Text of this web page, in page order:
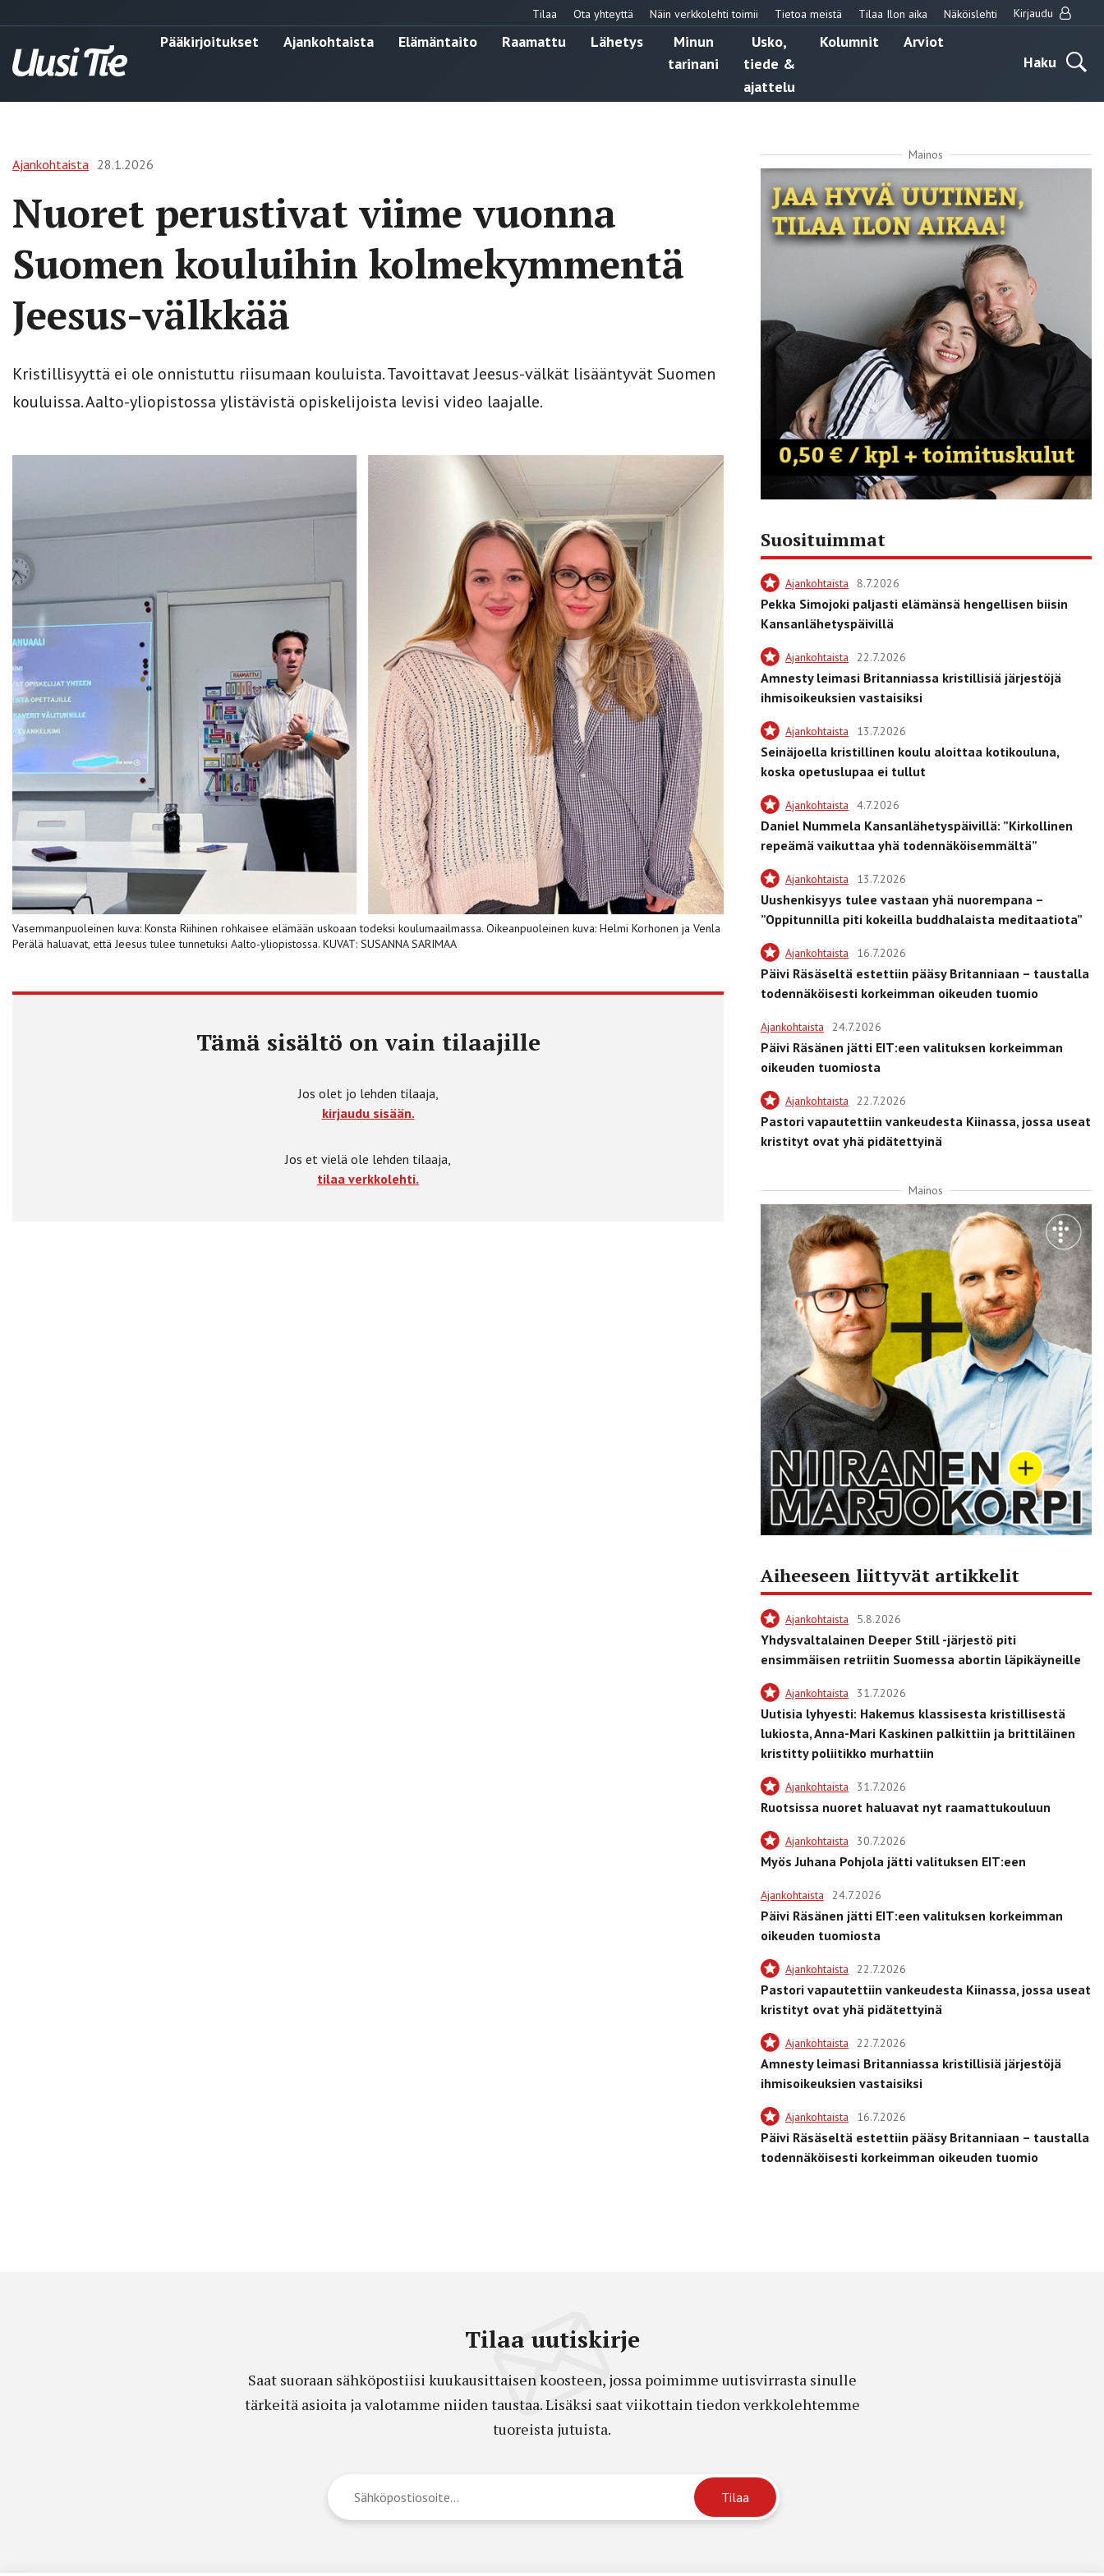
Tilaa Ota yhteyttä Näin verkkolehti toimii Tietoa meistä Tilaa Ilon aika Näköislehti Kirjaudu
Pääkirjoitukset Ajankohtaista Elämäntaito Raamattu Lähetys
Minun
tarinani
Usko,
tiede &
ajattelu
Kolumnit
Arviot
Haku
Ajankohtaista 28.1.2026
Nuoret perustivat viime vuonna
Suomen kouluihin kolmekymmentä
Jeesus-välkkää
Kristillisyyttä ei ole onnistuttu riisumaan kouluista. Tavoittavat Jeesus-välkät lisääntyvät Suomen
kouluissa. Aalto-yliopistossa ylistävistä opiskelijoista levisi video laajalle.
Vasemmanpuoleinen kuva: Konsta Riihinen rohkaisee elämään uskoaan todeksi koulumaailmassa. Oikeanpuoleinen kuva: Helmi Korhonen ja Venla
Perälä haluavat, että Jeesus tulee tunnetuksi Aalto-yliopistossa. KUVAT: SUSANNA SARIMAA
Tämä sisältö on vain tilaajille
Jos olet jo lehden tilaaja,
kirjaudu sisään.
Jos et vielä ole lehden tilaaja,
tilaa verkkolehti.
Mainos
Suosituimmat
Ajankohtaista 8.7.2026
Pekka Simojoki paljasti elämänsä hengellisen biisin
Kansanlähetyspäivillä
Ajankohtaista 22.7.2026
Amnesty leimasi Britanniassa kristillisiä järjestöjä
ihmisoikeuksien vastaisiksi
Ajankohtaista 13.7.2026
Seinäjoella kristillinen koulu aloittaa kotikouluna,
koska opetuslupaa ei tullut
Ajankohtaista 4.7.2026
Daniel Nummela Kansanlähetyspäivillä: ”Kirkollinen
repeämä vaikuttaa yhä todennäköisemmältä”
Ajankohtaista 13.7.2026
Uushenkisyys tulee vastaan yhä nuorempana –
”Oppitunnilla piti kokeilla buddhalaista meditaatiota”
Ajankohtaista 16.7.2026
Päivi Räsäseltä estettiin pääsy Britanniaan – taustalla
todennäköisesti korkeimman oikeuden tuomio
Ajankohtaista 24.7.2026
Päivi Räsänen jätti EIT:een valituksen korkeimman
oikeuden tuomiosta
Ajankohtaista 22.7.2026
Pastori vapautettiin vankeudesta Kiinassa, jossa useat
kristityt ovat yhä pidätettyinä
Mainos
Aiheeseen liittyvät artikkelit
Ajankohtaista 5.8.2026
Yhdysvaltalainen Deeper Still -järjestö piti
ensimmäisen retriitin Suomessa abortin läpikäyneille
Ajankohtaista 31.7.2026
Uutisia lyhyesti: Hakemus klassisesta kristillisestä
lukiosta, Anna-Mari Kaskinen palkittiin ja brittiläinen
kristitty poliitikko murhattiin
Ajankohtaista 31.7.2026
Ruotsissa nuoret haluavat nyt raamattukouluun
Ajankohtaista 30.7.2026
Myös Juhana Pohjola jätti valituksen EIT:een
Ajankohtaista 24.7.2026
Päivi Räsänen jätti EIT:een valituksen korkeimman
oikeuden tuomiosta
Ajankohtaista 22.7.2026
Pastori vapautettiin vankeudesta Kiinassa, jossa useat
kristityt ovat yhä pidätettyinä
Ajankohtaista 22.7.2026
Amnesty leimasi Britanniassa kristillisiä järjestöjä
ihmisoikeuksien vastaisiksi
Ajankohtaista 16.7.2026
Päivi Räsäseltä estettiin pääsy Britanniaan – taustalla
todennäköisesti korkeimman oikeuden tuomio
Tilaa uutiskirje
Saat suoraan sähköpostiisi kuukausittaisen koosteen, jossa poimimme uutisvirrasta sinulle
tärkeitä asioita ja valotamme niiden taustaa. Lisäksi saat viikottain tiedon verkkolehtemme
tuoreista jutuista.